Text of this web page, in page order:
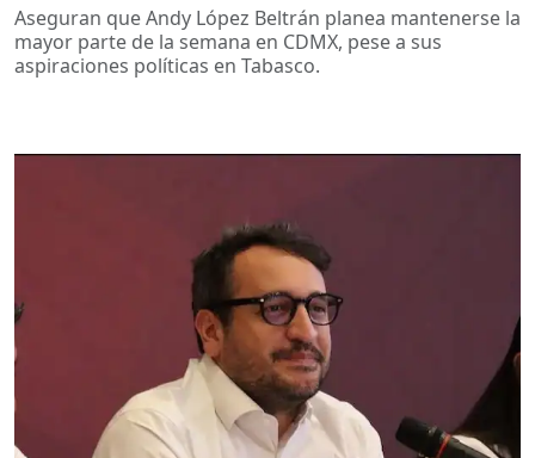
Aseguran que Andy López Beltrán planea mantenerse la
mayor parte de la semana en CDMX, pese a sus
aspiraciones políticas en Tabasco.